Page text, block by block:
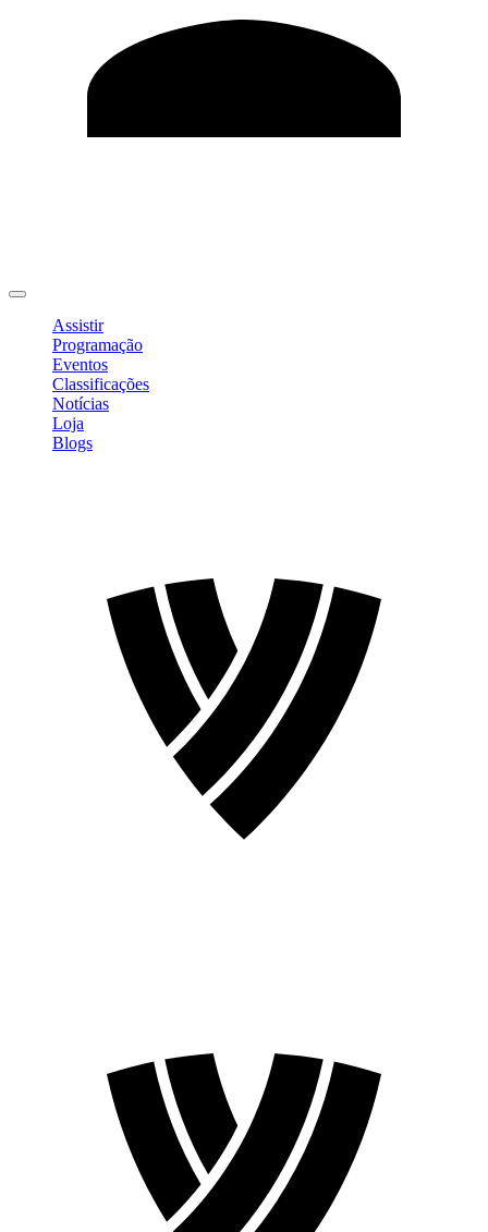
Assistir
Programação
Eventos
Classificações
Notícias
Loja
Blogs